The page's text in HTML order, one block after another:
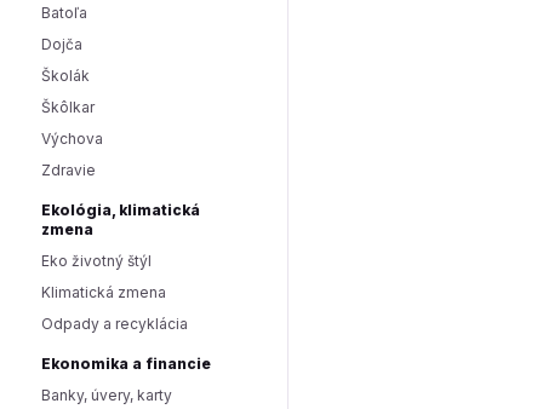
Batoľa
Dojča
Školák
Škôlkar
Výchova
Zdravie
Ekológia, klimatická
zmena
Eko životný štýl
Klimatická zmena
Odpady a recyklácia
Ekonomika a financie
Banky, úvery, karty